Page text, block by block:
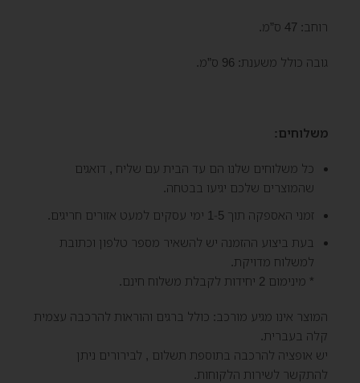
רוחב: 47 ס”מ.
גובה כולל משענת: 96 ס”מ.
משלוחים:
כל משלוחים שלנו הם עד הבית עם שליח , דואגים
שהמוצרים שלכם יגיעו בבטחה.
זמני האספקה תוך 1-5 ימי עסקים למעט אזורים חריגים.
בעת ביצוע ההזמנה יש להשאיר מספר טלפון וכתובת
למשלוח מדויקת.
* מינימום 2 יחידות לקבלת משלוח חינם.
המוצר אינו מגיע מורכב: כולל ברגים והוראות להרכבה עצמית
קלה בעברית.
יש אופציה להרכבה בתוספת תשלום , לבירורים ניתן
להתקשר לשירות הלקוחות.